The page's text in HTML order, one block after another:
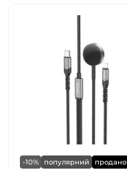
-10% популярний продано